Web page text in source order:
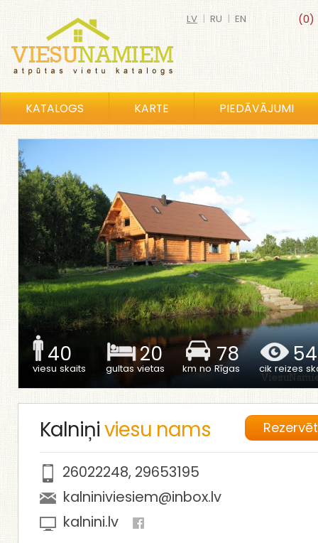
(0)
LV | RU | EN
KATALOGS KARTE PIEDĀVĀJUMI
40
viesu skaits
20
gultas vietas
78
km no Rīgas cik reizes
Kalniņiviesu nams Rezervēt
26022248, 29653195
kalniniviesiem@inbox.lv
kalnini.lv